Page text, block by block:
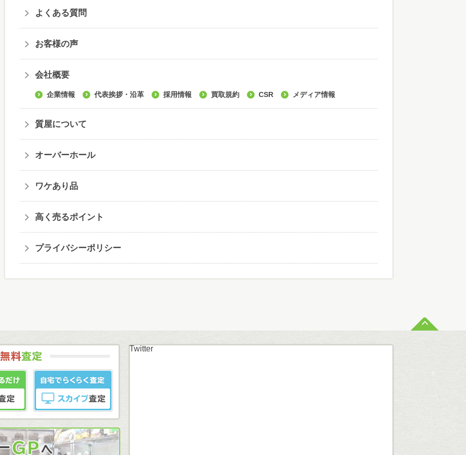
よくある質問
お客様の声
会社概要
企業情報 代表挨拶・沿革 採用情報 買取規約 CSR メディア情報
質屋について
オーバーホール
ワケあり品
高く売るポイント
プライバシーポリシー
LINE査定
Twitter